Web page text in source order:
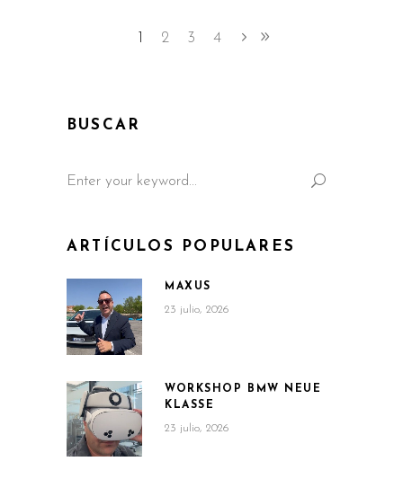
1 2 3 4
BUSCAR
for:
ARTÍCULOS POPULARES
MAXUS
23 julio, 2026
WORKSHOP BMW NEUE
KLASSE
23 julio, 2026